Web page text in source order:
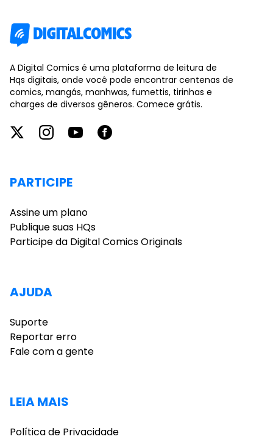
A Digital Comics é uma plataforma de leitura de
Hqs digitais, onde você pode encontrar centenas de
comics, mangás, manhwas, fumettis, tirinhas e
charges de diversos gêneros. Comece grátis.
PARTICIPE
Assine um plano
Publique suas HQs
Participe da Digital Comics Originals
AJUDA
Suporte
Reportar erro
Fale com a gente
LEIA MAIS
Política de Privacidade